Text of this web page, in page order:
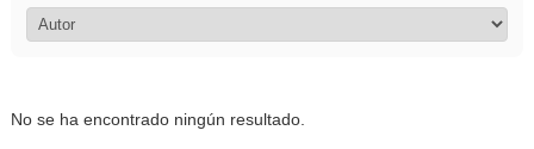
No se ha encontrado ningún resultado.